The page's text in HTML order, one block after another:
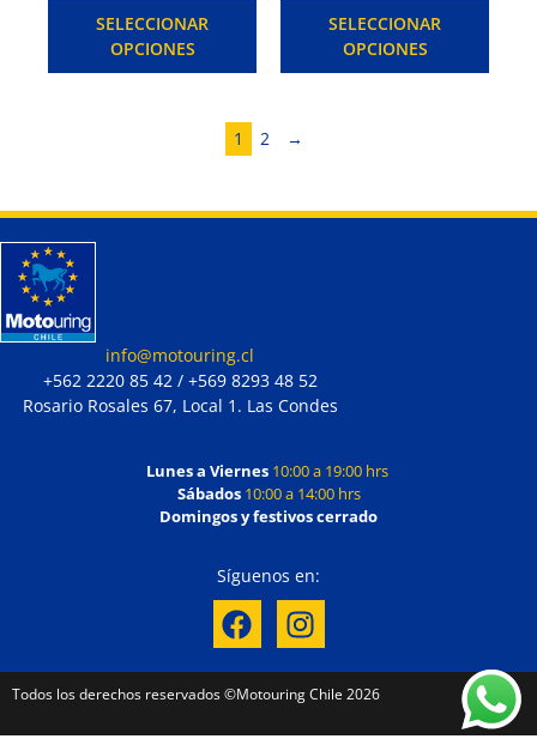
SELECCIONAR
OPCIONES
SELECCIONAR
OPCIONES
1 2 →
info@motouring.cl
+562 2220 85 42 / +569 8293 48 52
Rosario Rosales 67, Local 1. Las Condes
Lunes a Viernes 10:00 a 19:00 hrs
Sábados 10:00 a 14:00 hrs
Domingos y festivos cerrado
Síguenos en:
Todos los derechos reservados ©Motouring Chile 2026